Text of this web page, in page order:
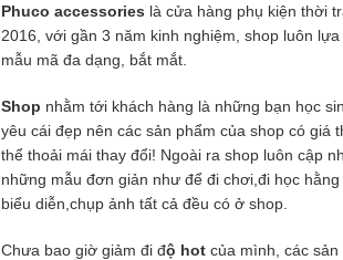
Phuco accessories là cửa hàng phụ kiện thời
2016, với gần 3 năm kinh nghiệm, shop luôn
mẫu mã đa dạng, bắt mắt.
Shop nhằm tới khách hàng là những bạn học
yêu cái đẹp nên các sản phẩm của shop có
thể thoải mái thay đổi! Ngoài ra shop luôn cập
những mẫu đơn giản như để đi chơi,đi học
biểu diễn,chụp ảnh tất cả đều có ở shop.
Chưa bao giờ giảm đi độ hot của mình, các